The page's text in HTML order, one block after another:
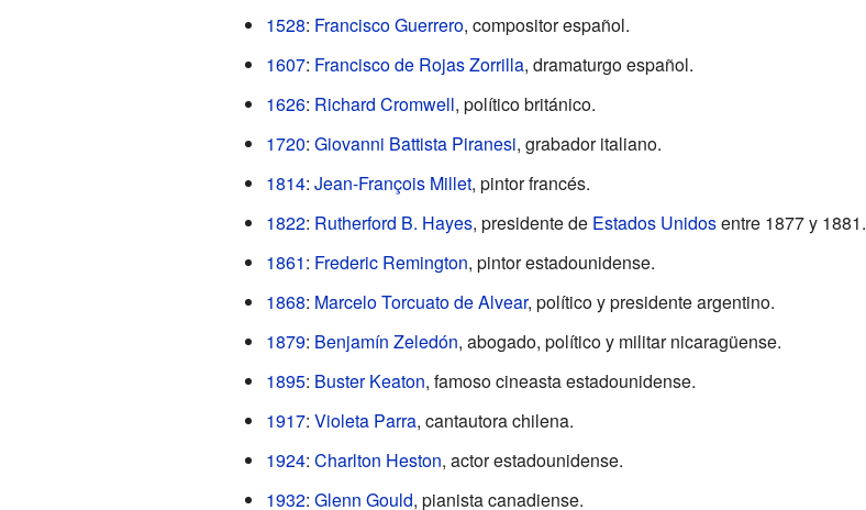
1528: Francisco Guerrero, compositor español.
1607: Francisco de Rojas Zorrilla, dramaturgo español.
1626: Richard Cromwell, político británico.
1720: Giovanni Battista Piranesi, grabador italiano.
1814: Jean-François Millet, pintor francés.
1822: Rutherford B. Hayes, presidente de Estados Unidosentre 1877 y 1881.
1861: Frederic Remington, pintor estadounidense.
1868: Marcelo Torcuato de Alvear, político y presidente argentino.
1879: Benjamín Zeledón, abogado, político y militar nicaragüense.
1895: Buster Keaton, famoso cineasta estadounidense.
1917: Violeta Parra, cantautora chilena.
1924: Charlton Heston, actor estadounidense.
1932: Glenn Gould, pianista canadiense.